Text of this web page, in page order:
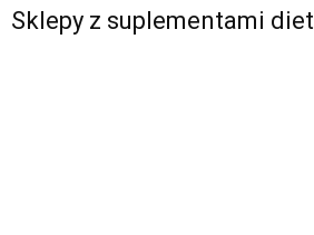
Sklepy z suplementami